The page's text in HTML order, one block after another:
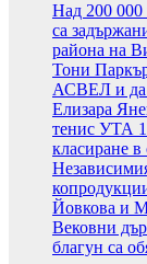
Над 200 000
са
района на
Тони
АСВЕЛ и да
Елизара
тенис УТА
класиране в
Йовкова и
Вековни
благун са